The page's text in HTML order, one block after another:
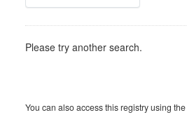
Please try another search.
You can also access this registry using the